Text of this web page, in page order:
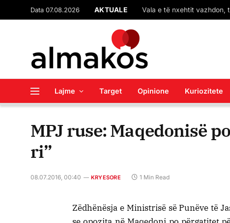
Data 07.08.2026 AKTUALE
Lajme Target Opinione Kuriozitete
MPJ ruse: Maqedonisë
ri”
08.07.2016, 00:40 KRYESORE 1 Min Read
Zëdhënësja e Ministrisë së Punëve të